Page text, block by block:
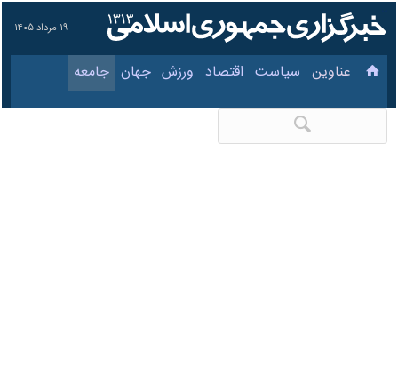
۱۹ مرداد ۱۴۰۵
عناوین‌ سیاست اقتصاد ورزش جهان جامعه